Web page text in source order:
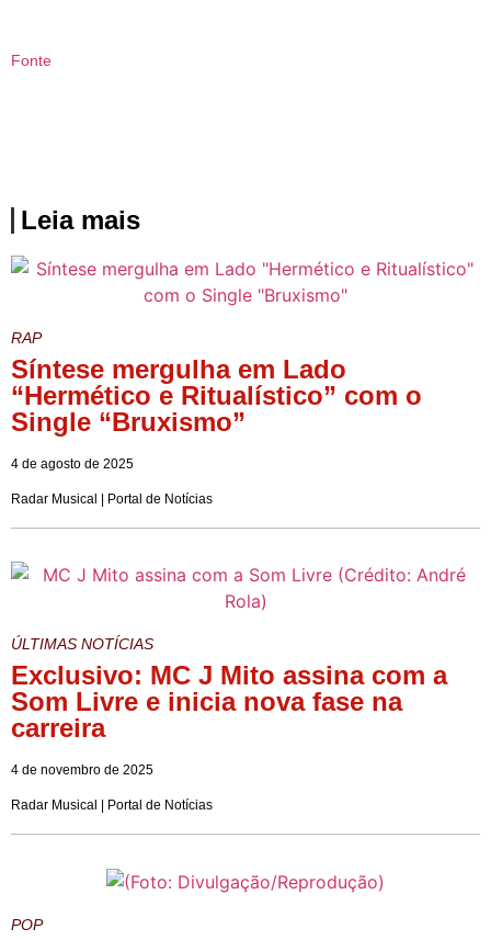
Fonte
Leia mais
RAP
Síntese mergulha em Lado
“Hermético e Ritualístico” com o
Single “Bruxismo”
4 de agosto de 2025
Radar Musical | Portal de Notícias
ÚLTIMAS NOTÍCIAS
Exclusivo: MC J Mito assina com a
Som Livre e inicia nova fase na
carreira
4 de novembro de 2025
Radar Musical | Portal de Notícias
POP